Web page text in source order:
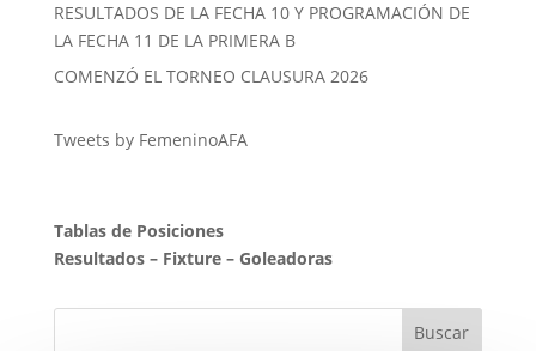
RESULTADOS DE LA FECHA 10 Y PROGRAMACIÓN DE
LA FECHA 11 DE LA PRIMERA B
COMENZÓ EL TORNEO CLAUSURA 2026
Tweets by FemeninoAFA
Tablas de Posiciones
Resultados– Fixture– Goleadoras